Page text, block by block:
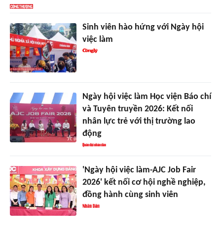
Sinh viên hào hứng với Ngày hội
việc làm
Ngày hội việc làm Học viện Báo chí
và Tuyên truyền 2026: Kết nối
nhân lực trẻ với thị trường lao
động
'Ngày hội việc làm-AJC Job Fair
2026' kết nối cơ hội nghề nghiệp,
đồng hành cùng sinh viên